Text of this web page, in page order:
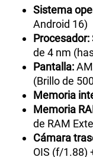
Sistema
Android 16)
Procesador:
de 4 nm
Pantalla:
(Brillo de
Memoria
Memoria
de RAM
Cámara
OIS (f/1.88)